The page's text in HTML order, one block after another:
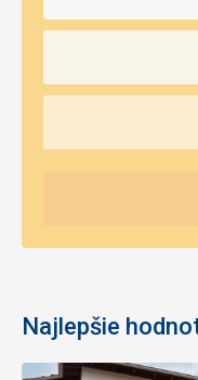
Najlepšie